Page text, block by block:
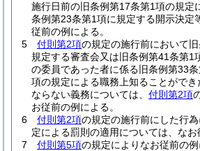
施行日前の旧条例第17条第1項の規定
条例第23条第1項に規定する開示決定
従前の例による。
5
付則第2項の規定の施行前において
規定する審査会又は旧条例第41条第1
の委員であった者に係る旧条例第33
項の規定による職務上知ることがで
ならない義務については、 付則第2項
お従前の例による。
6
付則第2項の規定の施行前にした行
定による罰則の適用については、なお
7
付則第5項の規定によりなお従前の